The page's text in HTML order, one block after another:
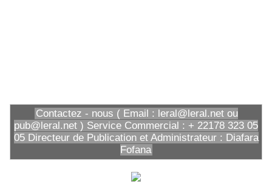
Contactez - nous ( Email : leral@leral.net ou
pub@leral.net ) Service Commercial : + 22178 323 05
05 Directeur de Publication et Administrateur : Diafara
Fofana